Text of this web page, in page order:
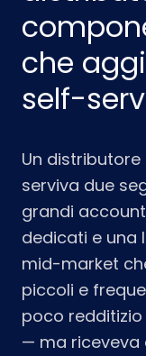
che
self-
Un
serviva due
grandi
dedicati e una
mid-market
piccoli e
poco
— ma riceveva